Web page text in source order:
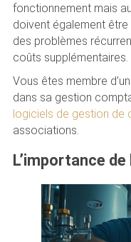
fonctionnement mais
doivent également
des problèmes
coûts supplémentaires.
Vous êtes membre
dans sa gestion
logiciels de gestion de
associations.
L’importance